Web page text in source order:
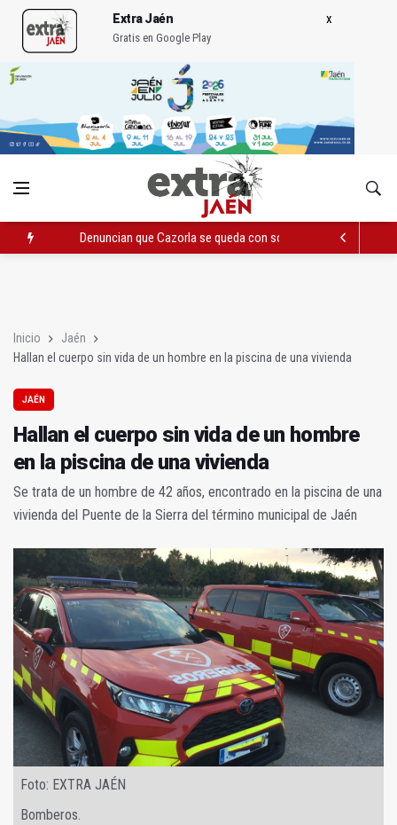
Extra Jaén
Gratis en Google Play
Denuncian que Cazorla se queda con solo dos bomberos por
Inicio
Jaén
Hallan el cuerpo sin vida de un hombre en la piscina de una vivienda
JAÉN
Hallan el cuerpo sin vida de un hombre
en la piscina de una vivienda
Se trata de un hombre de 42 años, encontrado en la piscina de una
vivienda del Puente de la Sierra del término municipal de Jaén
Foto: EXTRA JAÉN
Bomberos.